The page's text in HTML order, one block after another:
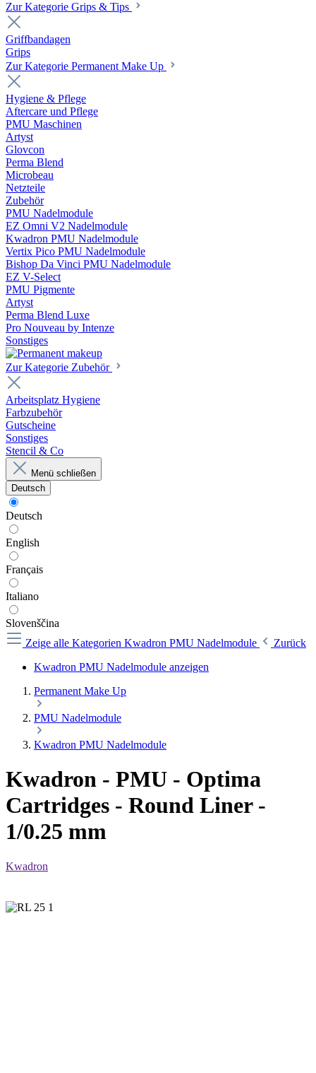
Zur Kategorie Grips & Tips
Griffbandagen
Grips
Zur Kategorie Permanent Make Up
Hygiene & Pflege
Aftercare und Pflege
PMU Maschinen
Artyst
Glovcon
Perma Blend
Microbeau
Netzteile
Zubehör
PMU Nadelmodule
EZ Omni V2 Nadelmodule
Kwadron PMU Nadelmodule
Vertix Pico PMU Nadelmodule
Bishop Da Vinci PMU Nadelmodule
EZ V-Select
PMU Pigmente
Artyst
Perma Blend Luxe
Pro Nouveau by Intenze
Sonstiges
Zur Kategorie Zubehör
Arbeitsplatz Hygiene
Farbzubehör
Gutscheine
Sonstiges
Stencil & Co
Menü schließen
Deutsch
Deutsch
English
Français
Italiano
Slovenščina
Zeige alle Kategorien Kwadron PMU Nadelmodule
Zurück
Kwadron PMU Nadelmodule anzeigen
Permanent Make Up
PMU Nadelmodule
Kwadron PMU Nadelmodule
Kwadron - PMU - Optima
Cartridges - Round Liner -
1/0.25 mm
Kwadron